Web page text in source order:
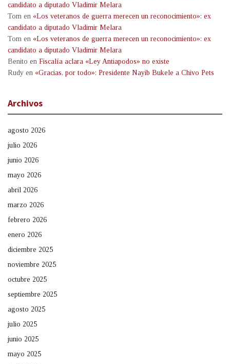
candidato a diputado Vladimir Melara
Tom en «Los veteranos de guerra merecen un reconocimiento»: ex
candidato a diputado Vladimir Melara
Tom en «Los veteranos de guerra merecen un reconocimiento»: ex
candidato a diputado Vladimir Melara
Benito en Fiscalía aclara «Ley Antiapodos» no existe
Rudy en «Gracias, por todo»: Presidente Nayib Bukele a Chivo Pets
Archivos
agosto 2026
julio 2026
junio 2026
mayo 2026
abril 2026
marzo 2026
febrero 2026
enero 2026
diciembre 2025
noviembre 2025
octubre 2025
septiembre 2025
agosto 2025
julio 2025
junio 2025
mayo 2025